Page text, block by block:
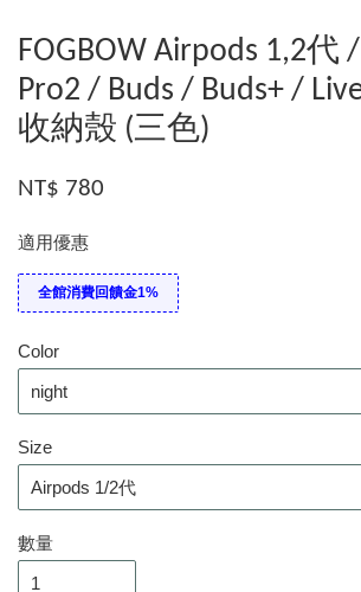
FOGBOW Airpods 1,2代
Pro2 / Buds / Buds+ /
收納殼 (三色)
NT$ 780
適用優惠
全館消費回饋金1%
Color
Size
數量